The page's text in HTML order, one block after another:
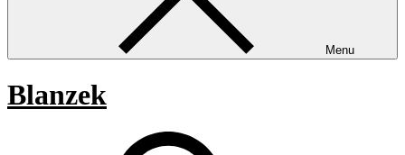
Menu
Blanzek